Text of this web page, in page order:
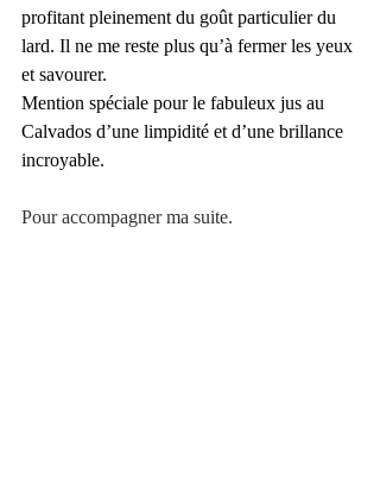
profitant pleinement du goût particulier du
lard. Il ne me reste plus qu’à fermer les yeux
et savourer.
Mention spéciale pour le fabuleux jus au
Calvados d’une limpidité et d’une brillance
incroyable.
Pour accompagner ma suite.